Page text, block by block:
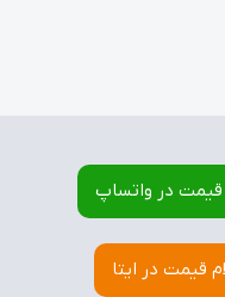
قیمت در واتساپ
قیمت در ایتا